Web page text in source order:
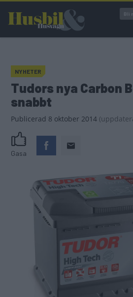
huvudinnehåll
Bli
NYHETER
Tudors nya Carbon
snabbt
Publicerad 8 oktober 2014 (
Gasa